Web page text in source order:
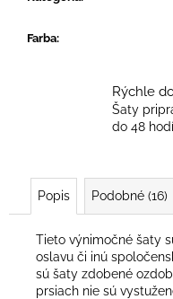
Farba:
Rýchle
Šaty
do 48
Popis Podobné (16)
Tieto výnimočné šaty
oslavu či inú
sú šaty zdobené
prsiach nie sú